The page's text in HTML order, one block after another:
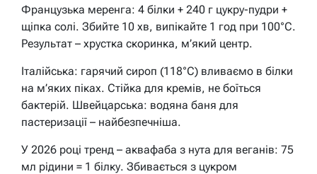
Французька меренга: 4 білки + 240 г цукру-пудри +
щіпка солі. Збийте 10 хв, випікайте 1 год при 100°C.
Результат – хрустка скоринка, м’який центр.
Італійська: гарячий сироп (118°C) вливаємо в білки
на м’яких піках. Стійка для кремів, не боїться
бактерій. Швейцарська: водяна баня для
пастеризації – найбезпечніша.
У 2026 році тренд – аквафаба з нута для веганів: 75
мл рідини = 1 білку. Збивається з цукром